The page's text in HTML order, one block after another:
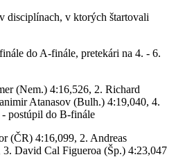
disciplínach, v ktorých štartovali
do A-finále, pretekári na 4. - 6.
(Nem.) 4:16,526, 2. Richard
Atanasov (Bulh.) 4:19,040, 4.
postúpil do B-finále
(ČR) 4:16,099, 2. Andreas
David Cal Figueroa (Šp.) 4:23,047